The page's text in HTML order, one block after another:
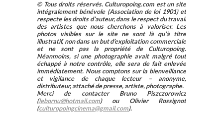
© Tous droits réservés. Culturopoing.com est un site
intégralement bénévole (Association de loi 1901) et
respecte les droits d’auteur, dans le respect du travail
des artistes que nous cherchons à valoriser. Les
photos visibles sur le site ne sont là qu’à titre
illustratif, non dans un but d’exploitation commerciale
et ne sont pas la propriété de Culturopoing.
Néanmoins, si une photographie avait malgré tout
échappé à notre contrôle, elle sera de fait enlevée
immédiatement. Nous comptons sur la bienveillance
et vigilance de chaque lecteur – anonyme,
distributeur, attaché de presse, artiste, photographe.
Merci de contacter Bruno Piszczorowicz
(lebornu@hotmail.com) ou Olivier Rossignot
(culturopoingcinema@gmail.com).